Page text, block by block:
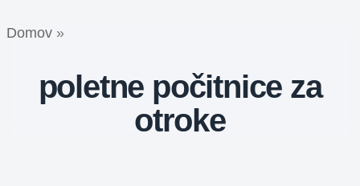
Domov »
poletne počitnice za
otroke